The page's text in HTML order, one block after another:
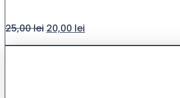
25,00lei 20,00 lei